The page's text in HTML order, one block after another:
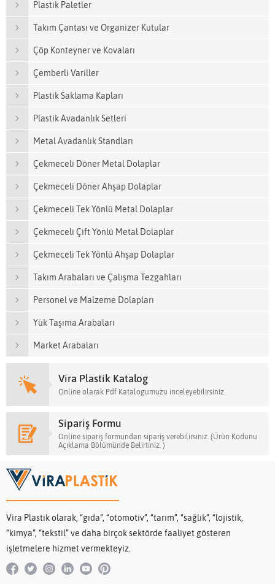
Plastik Paletler
Takım Çantası ve Organizer Kutular
Çöp Konteyner ve Kovaları
Çemberli Variller
Plastik Saklama Kapları
Plastik Avadanlık Setleri
Metal Avadanlık Standları
Çekmeceli Döner Metal Dolaplar
Çekmeceli Döner Ahşap Dolaplar
Çekmeceli Tek Yönlü Metal Dolaplar
Çekmeceli Çift Yönlü Metal Dolaplar
Çekmeceli Tek Yönlü Ahşap Dolaplar
Takım Arabaları ve Çalışma Tezgahları
Personel ve Malzeme Dolapları
Yük Taşıma Arabaları
Market Arabaları
Vira Plastik Katalog
Online olarak Pdf Katalogumuzu inceleyebilirsiniz.
Sipariş Formu
Online sipariş formundan sipariş verebilirsiniz. (Ürün Kodunu
Açıklama Bölümünde Belirtiniz. )
Vira Plastik olarak, “gıda”, “otomotiv”, “tarım”, “sağlık”, “lojistik,
“kimya”, “tekstil” ve daha birçok sektörde faaliyet gösteren
işletmelere hizmet vermekteyiz.